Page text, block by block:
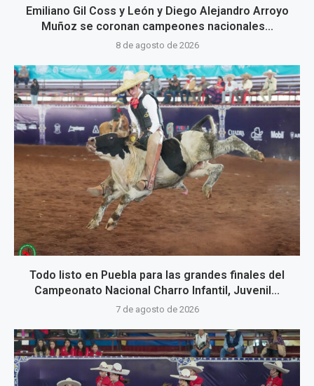
Emiliano Gil Coss y León y Diego Alejandro Arroyo
Muñoz se coronan campeones nacionales...
8 de agosto de 2026
Todo listo en Puebla para las grandes finales del
Campeonato Nacional Charro Infantil, Juvenil...
7 de agosto de 2026